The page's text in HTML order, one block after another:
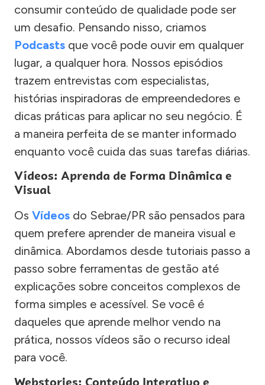
consumir conteúdo de qualidade pode ser
um desafio. Pensando nisso, criamos
Podcasts que você pode ouvir em qualquer
lugar, a qualquer hora. Nossos episódios
trazem entrevistas com especialistas,
histórias inspiradoras de empreendedores e
dicas práticas para aplicar no seu negócio. É
a maneira perfeita de se manter informado
enquanto você cuida das suas tarefas diárias.
Vídeos: Aprenda de Forma Dinâmica e
Visual
Os Vídeos do Sebrae/PR são pensados para
quem prefere aprender de maneira visual e
dinâmica. Abordamos desde tutoriais passo a
passo sobre ferramentas de gestão até
explicações sobre conceitos complexos de
forma simples e acessível. Se você é
daqueles que aprende melhor vendo na
prática, nossos vídeos são o recurso ideal
para você.
Webstories: Conteúdo Interativo e